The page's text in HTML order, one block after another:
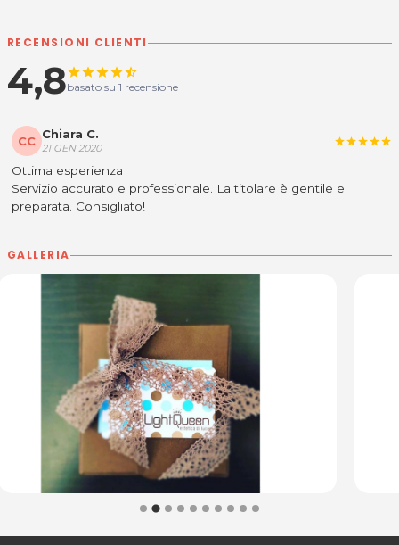
RECENSIONI CLIENTI
4,8starstarstarstarstar_half
basato su 1 recensione
CC Chiara C.
21 GEN 2020
starstarstarstarstar
Ottima esperienza
Servizio accurato e professionale. La titolare è gentile e
preparata. Consigliato!
GALLERIA